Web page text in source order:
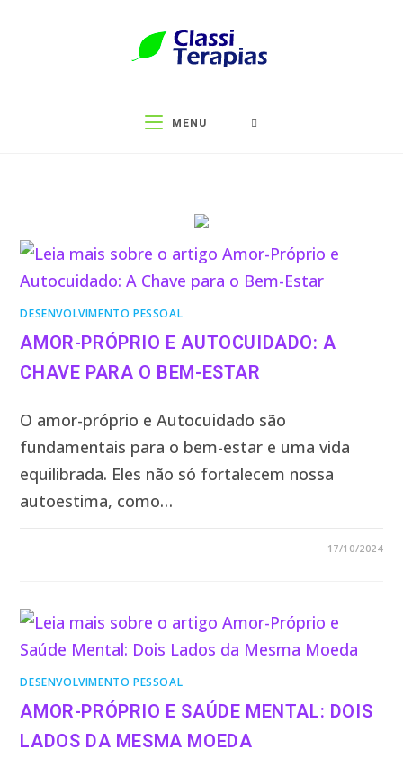
MENU
DESENVOLVIMENTO PESSOAL
AMOR-PRÓPRIO E AUTOCUIDADO: A
CHAVE PARA O BEM-ESTAR
O amor-próprio e Autocuidado são
fundamentais para o bem-estar e uma vida
equilibrada. Eles não só fortalecem nossa
autoestima, como…
17/10/2024
DESENVOLVIMENTO PESSOAL
AMOR-PRÓPRIO E SAÚDE MENTAL: DOIS
LADOS DA MESMA MOEDA